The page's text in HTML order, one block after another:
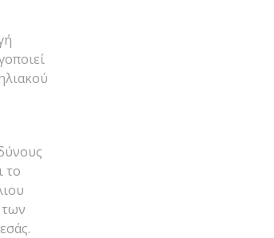
το
των